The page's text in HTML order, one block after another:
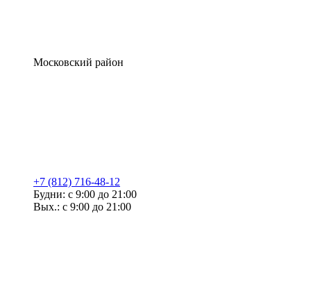
Московский район
+7 (812) 716-48-12
Будни: с 9:00 до 21:00
Вых.: с 9:00 до 21:00